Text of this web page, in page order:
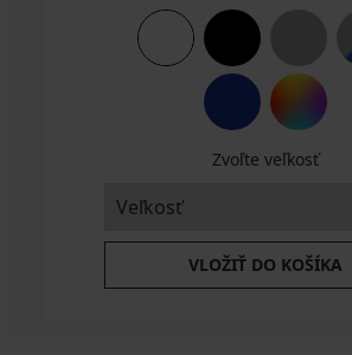
Zvoľte veľkosť
VLOŽIŤ DO KOŠÍKA